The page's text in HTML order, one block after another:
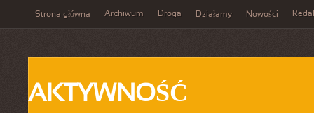
Strona główna Archiwum Droga Działamy Nowości
AKTYWNOŚĆ